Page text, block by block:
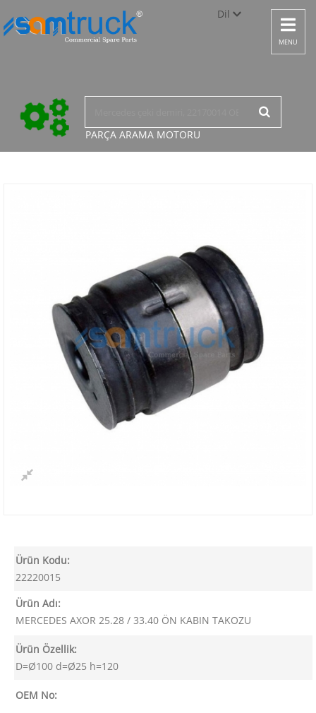
Dil
Türkçe
English
Toggle
MENU
PARÇA ARAMA MOTORU
Ürün Kodu:
22220015
Ürün Adı:
MERCEDES AXOR 25.28 / 33.40 ÖN KABIN TAKOZU
Ürün Özellik:
D=Ø100 d=Ø25 h=120
OEM No: